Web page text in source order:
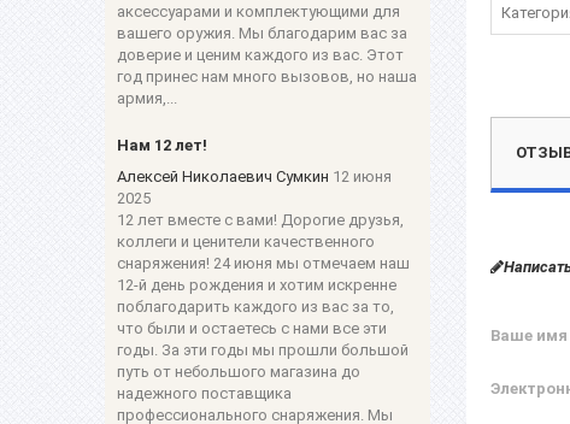
аксессуарами и комплектующими для
вашего оружия. Мы благодарим вас за
доверие и ценим каждого из вас. Этот
год принес нам много вызовов, но наша
армия,...
Нам 12 лет!
Алексей Николаевич Сумкин 12 июня
2025
12 лет вместе с вами! Дорогие друзья,
коллеги и ценители качественного
снаряжения! 24 июня мы отмечаем наш
12-й день рождения и хотим искренне
поблагодарить каждого из вас за то,
что были и остаетесь с нами все эти
годы. За эти годы мы прошли большой
путь от небольшого магазина до
надежного поставщика
профессионального снаряжения. Мы
Ваше имя